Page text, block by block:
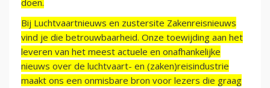
doen.
Bij Luchtvaartnieuws en zustersite Zakenreisnieuws
vind je die betrouwbaarheid. Onze toewijding aan het
leveren van het meest actuele en onafhankelijke
nieuws over de luchtvaart- en (zaken)reisindustrie
maakt ons een onmisbare bron voor lezers die graag